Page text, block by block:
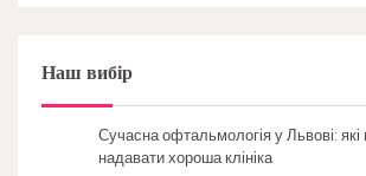
Наш вибір
Сучасна офтальмологія у Львові:
надавати хороша клініка